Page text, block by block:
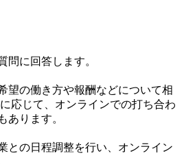
問に回答します。
望の働き方や報酬などについて相
応じて、オンラインでの打ち合わ
あります。
との日程調整を行い、オンライン